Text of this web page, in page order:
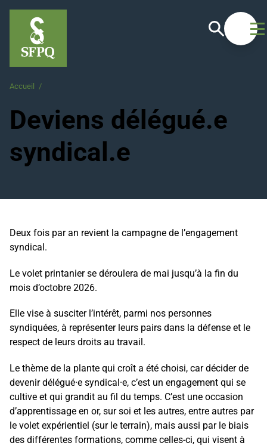
Recherche
Accueil /
Deviens délégué.e
syndical.e
Deux fois par an revient la campagne de l’engagement
syndical.
Le volet printanier se déroulera de mai jusqu’à la fin du
mois d’octobre 2026.
Elle vise à susciter l’intérêt, parmi nos personnes
syndiquées, à représenter leurs pairs dans la défense et le
respect de leurs droits au travail.
Le thème de la plante qui croît a été choisi, car décider de
devenir délégué·e syndical·e, c’est un engagement qui se
cultive et qui grandit au fil du temps. C’est une occasion
d’apprentissage en or, sur soi et les autres, entre autres par
le volet expérientiel (sur le terrain), mais aussi par le biais
des différentes formations, comme celles-ci, qui visent à